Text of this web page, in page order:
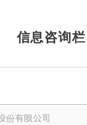
信息咨询栏